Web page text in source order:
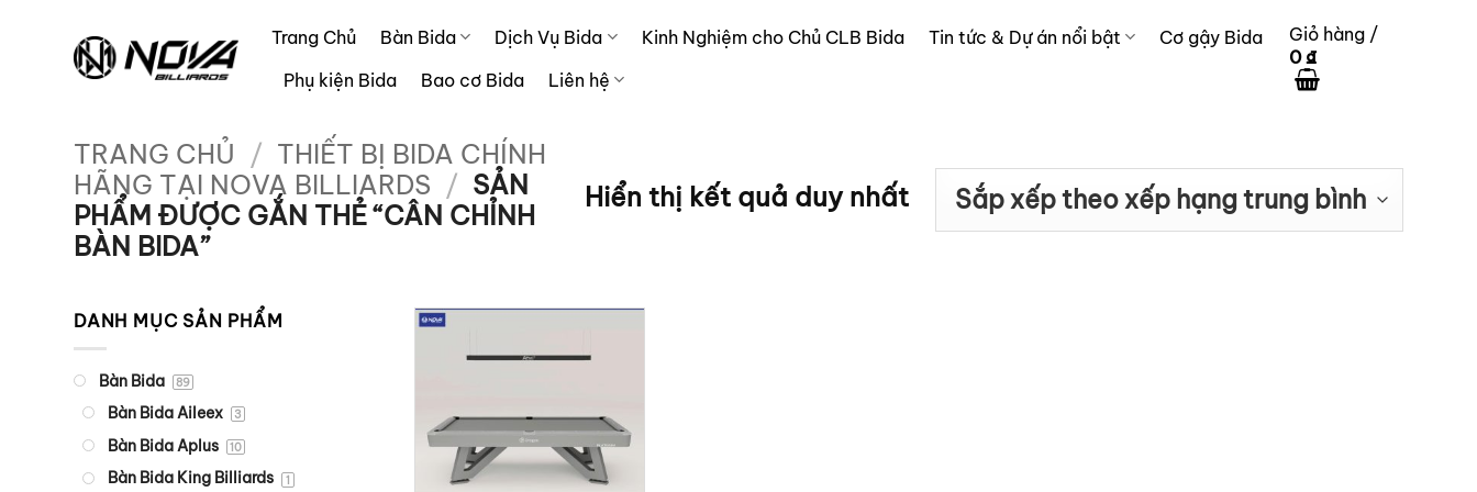
Trang Chủ Bàn Bida Dịch Vụ Bida Kinh Nghiệm cho Chủ CLB Bida Tin tức & Dự án nổi bật
Cơ gậy Bida
Phụ kiện Bida
Bao cơ Bida Liên hệ
Giỏ hàng /
0₫
TRANG CHỦ / THIẾT BỊ BIDA CHÍNH
HÃNG TẠI NOVA BILLIARDS / SẢN
PHẨM ĐƯỢC GẮN THẺ “CÂN CHỈNH
BÀN BIDA”
Hiển thị kết quả duy nhất
DANH MỤC SẢN PHẨM
Bàn Bida 89
Bàn Bida Aileex 3
Bàn Bida Aplus 10
Bàn Bida King Billiards 1